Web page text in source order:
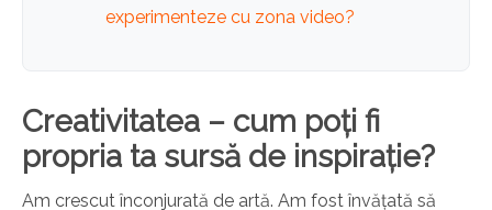
experimenteze cu zona video?
Creativitatea – cum poți fi
propria ta sursă de inspirație?
Am crescut înconjurată de artă. Am fost învățată să